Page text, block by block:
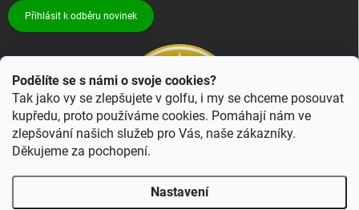
Podělíte se s námi o svoje cookies?
Tak jako vy se zlepšujete v golfu, i my se chceme posouvat
kupředu, proto používáme cookies. Pomáhají nám ve
zlepšování našich služeb pro Vás, naše zákazníky.
Děkujeme za pochopení.
Nastavení
Přihlásit k odběru novinek